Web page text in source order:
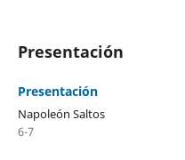
Presentación
Presentación
Napoleón Saltos
6-7